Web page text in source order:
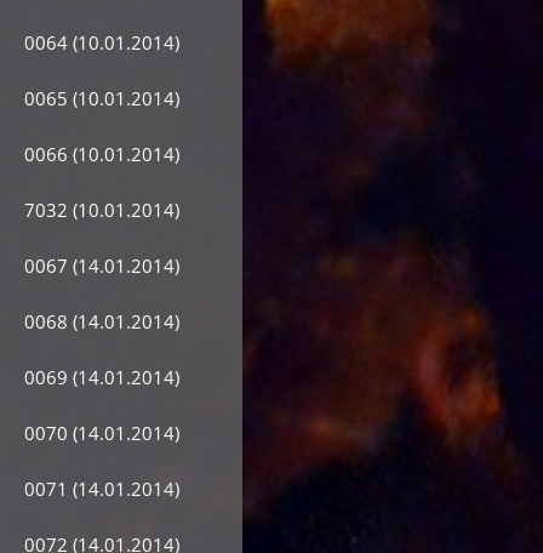
0064 (10.01.2014)
0065 (10.01.2014)
0066 (10.01.2014)
7032 (10.01.2014)
0067 (14.01.2014)
0068 (14.01.2014)
0069 (14.01.2014)
0070 (14.01.2014)
0071 (14.01.2014)
0072 (14.01.2014)